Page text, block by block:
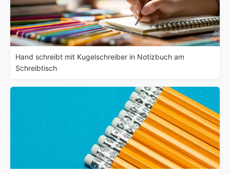
Hand schreibt mit Kugelschreiber in Notizbuch am
Schreibtisch